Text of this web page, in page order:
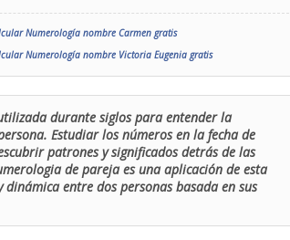
Numerología nombre Carmen gratis
Numerología nombre Victoria Eugenia gratis
durante siglos para entender la
Estudiar los números en la fecha de
patrones y significados detrás de las
de pareja es una aplicación de esta
entre dos personas basada en sus